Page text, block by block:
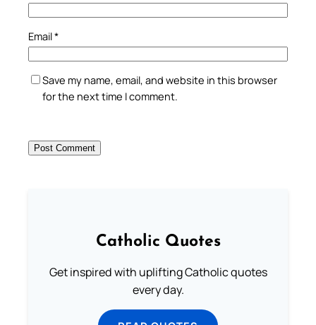
Email*
Save my name, email, and website in this browser
for the next time I comment.
Catholic Quotes
Get inspired with uplifting Catholic quotes
every day.